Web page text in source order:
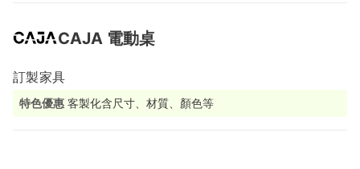
CAJA 電動桌
訂製家具
特色優惠 客製化含尺寸、材質、顏色等